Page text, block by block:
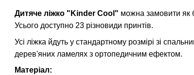
Дитяче ліжко "Kinder Cool" можна замовити як
Усього доступно 23 різновиди принтів.
Усі ліжка йдуть у стандартному розмірі зі
дерев'яних ламелях з ортопедичним ефектом.
Матеріал: